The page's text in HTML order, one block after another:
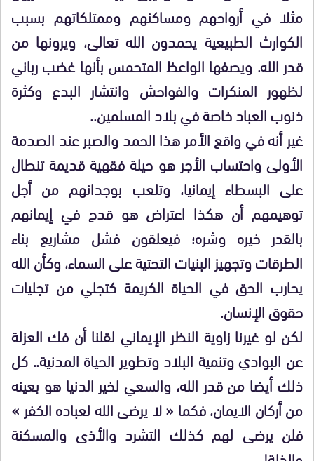
مثلا في أرواحهم ومساكنهم وممتلكاتهم بسبب
الكوارث الطبيعية يحمدون الله تعالى، ويرونها من
قدر الله. ويصفها الواعظ المتحمس بأنها غضب رباني
لظهور المنكرات والفواحش وانتشار البدع وكثرة
ذنوب العباد خاصة في بلاد المسلمين..
غير أنه في واقع الأمر هذا الحمد والصبر عند الصدمة
الأولى واحتساب الأجر هو حيلة فقهية قديمة تنطال
على البسطاء إيمانيا، وتلعب بوجدانهم من أجل
توهيمهم أن هكذا اعتراض هو قدح في إيمانهم
بالقدر خيره وشره؛ فيعلقون فشل مشاريع بناء
الطرقات وتجهيز البنيات التحتية على السماء، وكأن الله
يحارب الحق في الحياة الكريمة كتجلي من تجليات
حقوق الإنسان.
لكن لو غيرنا زاوية النظر الإيماني لقلنا أن فك العزلة
عن البوادي وتنمية البلاد وتطوير الحياة المدنية.. كل
ذلك أيضا من قدر الله، والسعي لخير الدنيا هو بعينه
من أركان الايمان، فكما « لا يرضى الله لعباده الكفر »
فلن يرضى لهم كذلك التشرد والأذى والمسكنة